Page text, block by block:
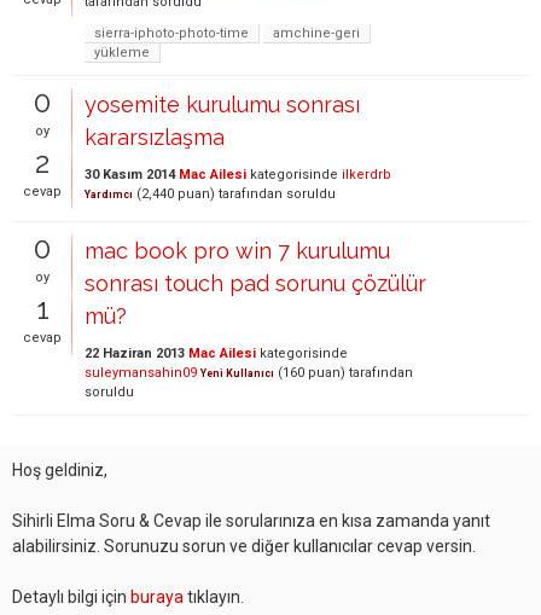
sierra-iphoto-photo-time
amchine-geri
yükleme
0
oy
2
cevap
yosemite kurulumu sonrası
kararsızlaşma
30 Kasım 2014 Mac Ailesi kategorisinde ilkerdrb
Yardımcı (2,440 puan) tarafından soruldu
0
oy
1
cevap
mac book pro win 7 kurulumu
sonrası touch pad sorunu çözülür
mü?
22 Haziran 2013 Mac Ailesi kategorisinde
suleymansahin09 Yeni Kullanıcı (160 puan) tarafından
soruldu
Hoş geldiniz,
Sihirli Elma Soru & Cevap ile sorularınıza en kısa zamanda yanıt
alabilirsiniz. Sorunuzu sorun ve diğer kullanıcılar cevap versin.
Detaylı bilgi için buraya tıklayın.